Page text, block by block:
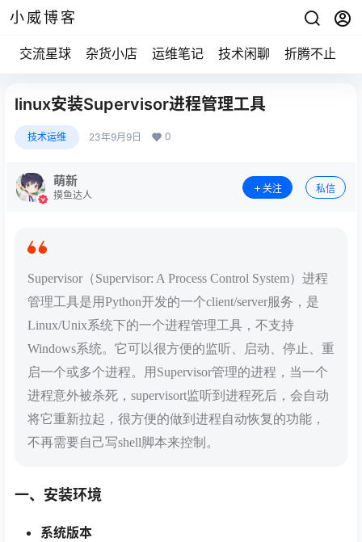
小威博客
交流星球 杂货小店 运维笔记 技术闲聊 折腾不止
linux安装Supervisor进程管理工具
技术运维 23年9月9日 0
萌新
摸鱼达人
关注 私信
Supervisor（Supervisor: A Process Control System）进程
管理工具是用Python开发的一个client/server服务，是
Linux/Unix系统下的一个进程管理工具，不支持
Windows系统。它可以很方便的监听、启动、停止、重
启一个或多个进程。用Supervisor管理的进程，当一个
进程意外被杀死，supervisort监听到进程死后，会自动
将它重新拉起，很方便的做到进程自动恢复的功能，
不再需要自己写shell脚本来控制。
一、安装环境
系统版本